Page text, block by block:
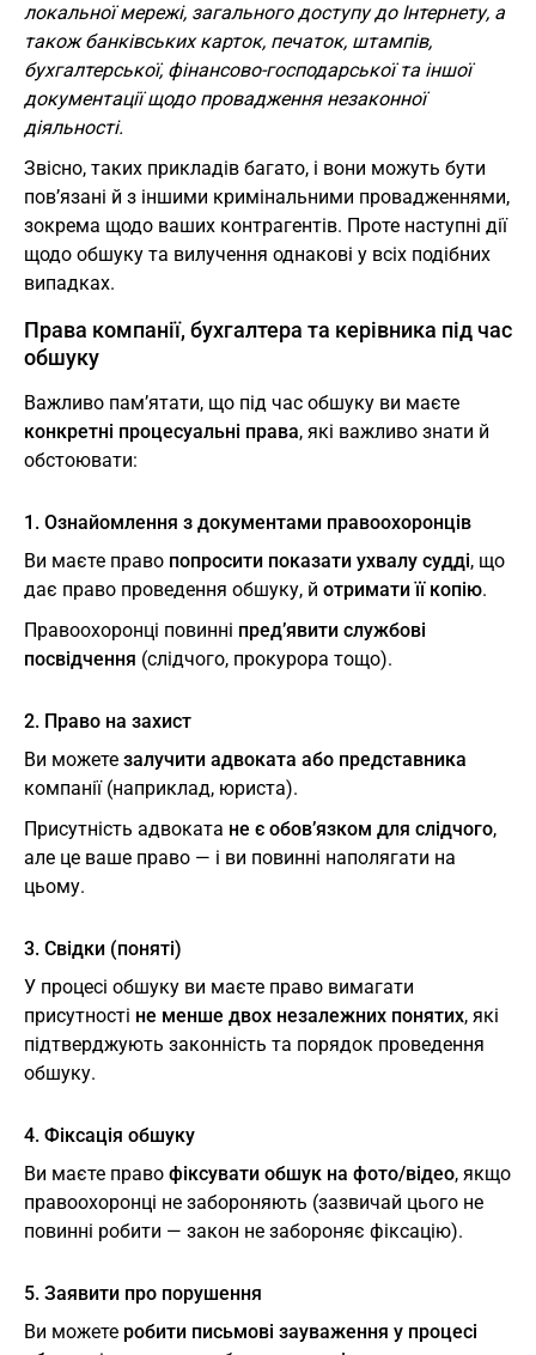
локальної мережі, загального доступу до Інтернету, а
також банківських карток, печаток, штампів,
бухгалтерської, фінансово-господарської та іншої
документації щодо провадження незаконної
діяльності.
Звісно, таких прикладів багато, і вони можуть бути
пов’язані й з іншими кримінальними провадженнями,
зокрема щодо ваших контрагентів. Проте наступні дії
щодо обшуку та вилучення однакові у всіх подібних
випадках.
Права компанії, бухгалтера та керівника під час
обшуку
Важливо пам’ятати, що під час обшуку ви маєте
конкретні процесуальні права, які важливо знати й
обстоювати:
1. Ознайомлення з документами правоохоронців
Ви маєте право попросити показати ухвалу судді, що
дає право проведення обшуку, й отримати її копію.
Правоохоронці повинні пред’явити службові
посвідчення (слідчого, прокурора тощо).
2. Право на захист
Ви можете залучити адвоката або представника
компанії (наприклад, юриста).
Присутність адвоката не є обов’язком для слідчого,
але це ваше право — і ви повинні наполягати на
цьому.
3. Свідки (поняті)
У процесі обшуку ви маєте право вимагати
присутності не менше двох незалежних понятих, які
підтверджують законність та порядок проведення
обшуку.
4. Фіксація обшуку
Ви маєте право фіксувати обшук на фото/відео, якщо
правоохоронці не забороняють (зазвичай цього не
повинні робити — закон не забороняє фіксацію).
5. Заявити про порушення
Ви можете робити письмові зауваження у процесі